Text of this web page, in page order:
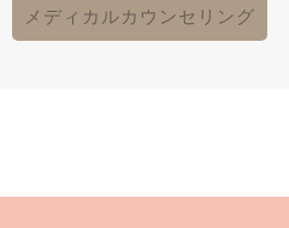
メディカルカウンセリング